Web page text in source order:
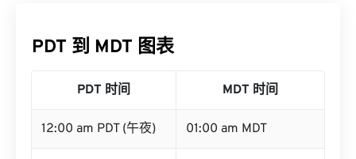
PDT 到 MDT 图表
PDT 时间 MDT 时间
12:00 am PDT (午夜) 01:00 am MDT